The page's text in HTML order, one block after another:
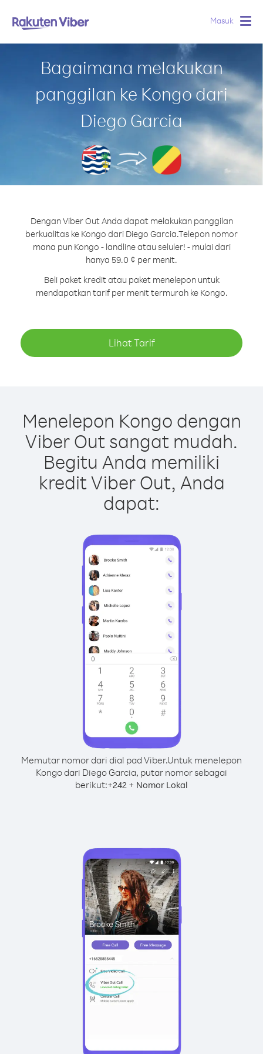
Masuk
Bagaimana melakukan
panggilan ke Kongo dari
Diego Garcia
Dengan Viber Out Anda dapat melakukan panggilan
berkualitas ke Kongo dari Diego Garcia.Telepon nomor
mana pun Kongo - landline atau seluler! - mulai dari
hanya 59.0 ¢ per menit.
Beli paket kredit atau paket menelepon untuk
mendapatkan tarif per menit termurah ke Kongo.
Lihat Tarif
Menelepon Kongo dengan
Viber Out sangat mudah.
Begitu Anda memiliki
kredit Viber Out, Anda
dapat:
Memutar nomor dari dial pad Viber.Untuk menelepon
Kongo dari Diego Garcia, putar nomor sebagai
berikut:+242 + Nomor Lokal